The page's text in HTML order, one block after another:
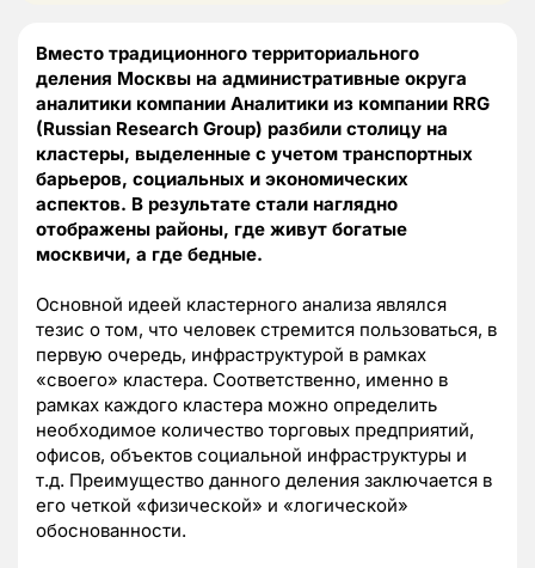
Вместо традиционного территориального
деления Москвы на административные округа
аналитики компании Аналитики из компании RRG
(Russian Research Group) разбили столицу на
кластеры, выделенные с учетом транспортных
барьеров, социальных и экономических
аспектов. В результате стали наглядно
отображены районы, где живут богатые
москвичи, а где бедные.
Основной идеей кластерного анализа являлся
тезис о том, что человек стремится пользоваться, в
первую очередь, инфраструктурой в рамках
«своего» кластера. Соответственно, именно в
рамках каждого кластера можно определить
необходимое количество торговых предприятий,
офисов, объектов социальной инфраструктуры и
т.д. Преимущество данного деления заключается в
его четкой «физической» и «логической»
обоснованности.